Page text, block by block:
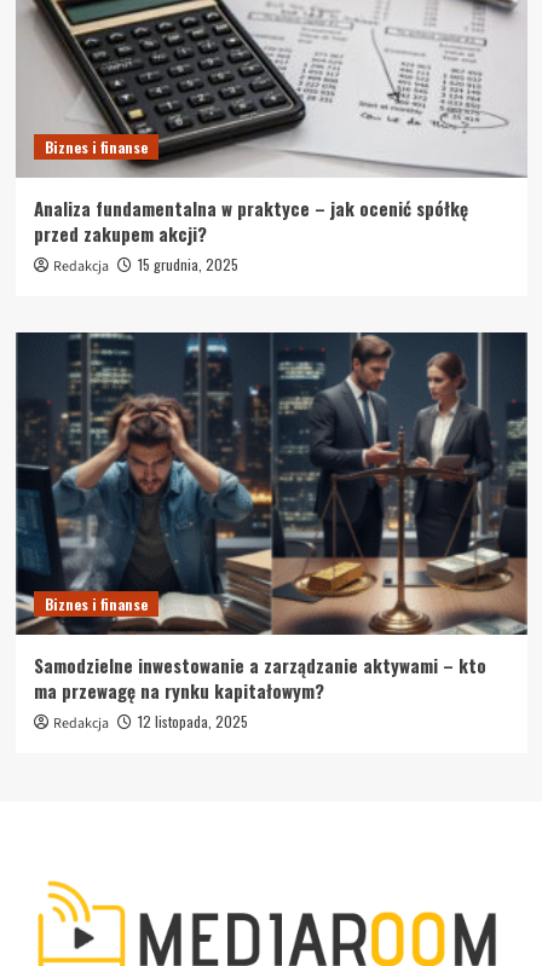
Biznes i finanse
Analiza fundamentalna w praktyce – jak ocenić spółkę
przed zakupem akcji?
Redakcja 15 grudnia, 2025
Biznes i finanse
Samodzielne inwestowanie a zarządzanie aktywami – kto
ma przewagę na rynku kapitałowym?
Redakcja 12 listopada, 2025